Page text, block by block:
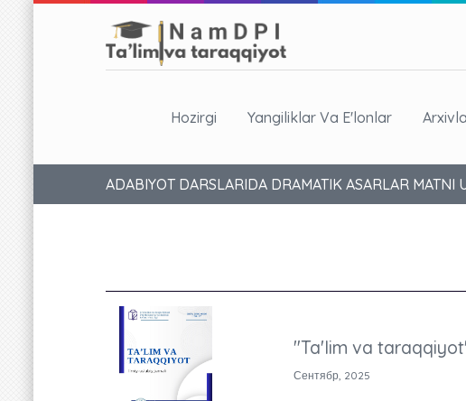
Hozirgi Yangiliklar Va E'lonlar
ADABIYOT DARSLARIDA DRAMATIK ASARLAR MATNI
"Ta'lim va
Сентябр, 2025